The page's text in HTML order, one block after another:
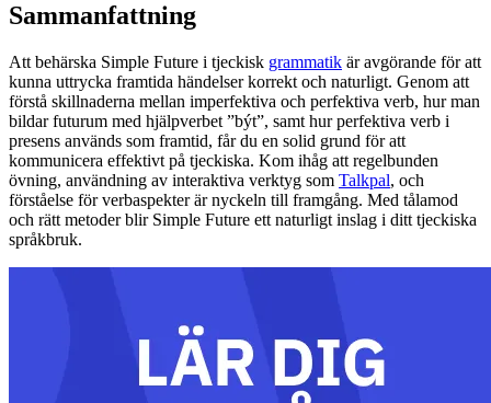
Sammanfattning
Att behärska Simple Future i tjeckisk grammatik är avgörande för att
kunna uttrycka framtida händelser korrekt och naturligt. Genom att
förstå skillnaderna mellan imperfektiva och perfektiva verb, hur man
bildar futurum med hjälpverbet ”být”, samt hur perfektiva verb i
presens används som framtid, får du en solid grund för att
kommunicera effektivt på tjeckiska. Kom ihåg att regelbunden
övning, användning av interaktiva verktyg som Talkpal, och
förståelse för verbaspekter är nyckeln till framgång. Med tålamod
och rätt metoder blir Simple Future ett naturligt inslag i ditt tjeckiska
språkbruk.